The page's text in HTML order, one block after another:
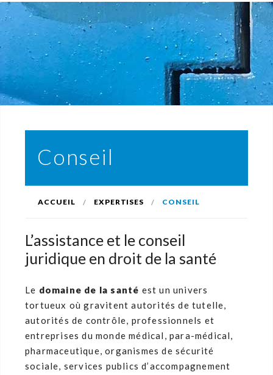
Conseil
ACCUEIL EXPERTISES CONSEIL
L’assistance et le conseil
juridique en droit de la santé
Le domaine de la santé est un univers
tortueux où gravitent autorités de tutelle,
autorités de contrôle, professionnels et
entreprises du monde médical, para-médical,
pharmaceutique, organismes de sécurité
sociale, services publics d’accompagnement